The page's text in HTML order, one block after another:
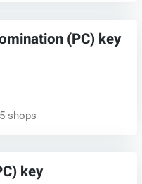
(PC) key
shops
key